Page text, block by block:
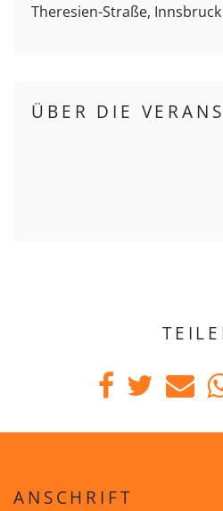
Theresien-Straße, Innsbruck
ÜBER DIE
ANSCHRIFT